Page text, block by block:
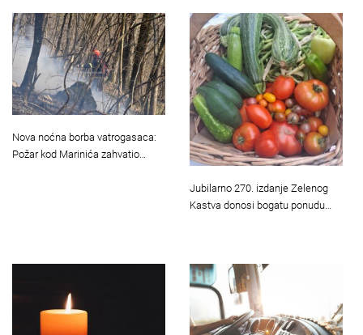
Nova noćna borba vatrogasaca:
Požar kod Marinića zahvatio…
Jubilarno 270. izdanje Zelenog
Kastva donosi bogatu ponudu…